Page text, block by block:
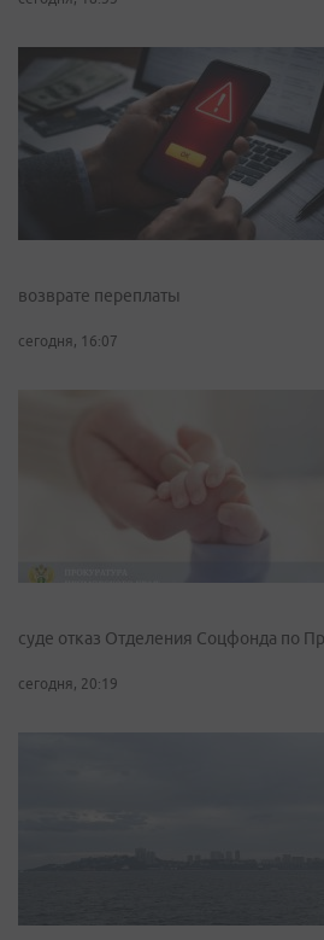
возврате переплаты
сегодня, 16:07
суде отказ Отделения Соцфонда по
сегодня, 20:19